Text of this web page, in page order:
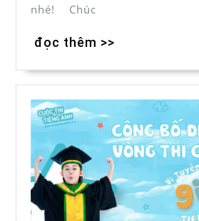
nhé! Chúc
đọc thêm >>